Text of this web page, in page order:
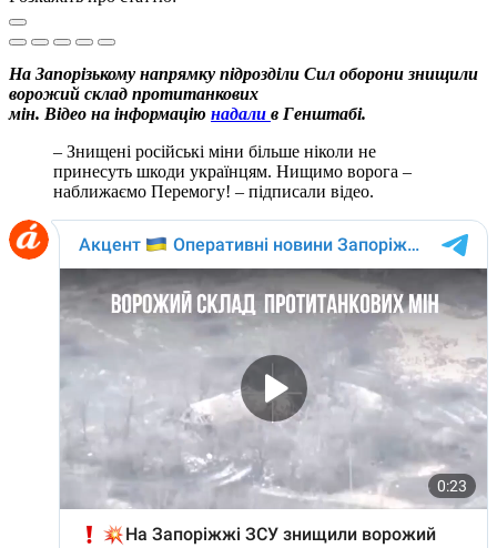
На Запорізькому напрямку підрозділи Сил оборони знищили
ворожий склад протитанкових
мін. Відео на інформацію надали в Генштабі.
– Знищені російські міни більше ніколи не
принесуть шкоди українцям. Нищимо ворога –
наближаємо Перемогу! – підписали відео.